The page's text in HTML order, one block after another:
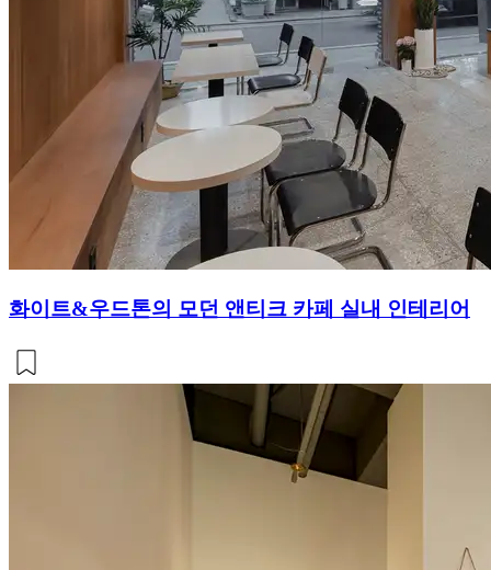
화이트&우드톤의 모던 앤티크 카페 실내 인테리어